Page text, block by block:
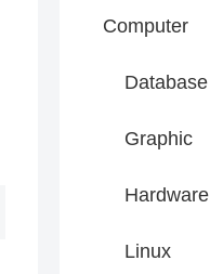
Computer
Database
Graphic
Hardware
Linux